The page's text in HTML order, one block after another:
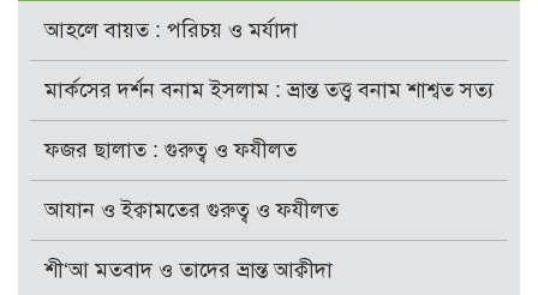
আহলে বায়ত : পরিচয় ও মর্যাদা
মার্কসের দর্শন বনাম ইসলাম : ভ্রান্ত তত্ত্ব বনাম শাশ্বত সত্য
ফজর ছালাত : গুরুত্ব ও ফযীলত
আযান ও ইক্বামতের গুরুত্ব ও ফযীলত
শী‘আ মতবাদ ও তাদের ভ্রান্ত আক্বীদা